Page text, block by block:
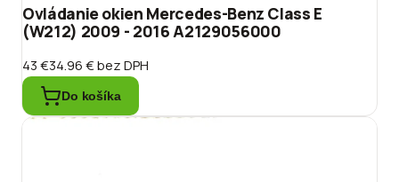
Ovládanie okien Mercedes-Benz Class E
(W212) 2009 - 2016 A2129056000
43 €34.96 €bez DPH
Do košíka